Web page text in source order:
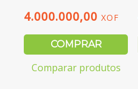
4.000.000,00 XOF
COMPRAR
Comparar produtos